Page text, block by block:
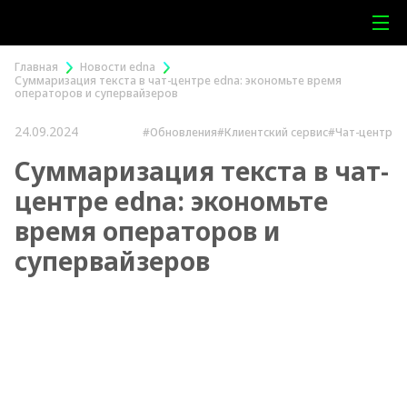
Главная
Новости edna
Суммаризация текста в чат-центре edna: экономьте время
операторов и супервайзеров
24.09.2024 #Обновления#Клиентский сервис#Чат-центр
Суммаризация текста в чат-
центре edna: экономьте
время операторов и
супервайзеров